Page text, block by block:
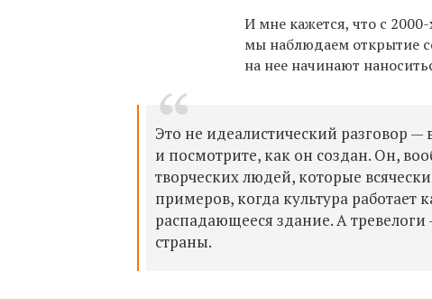
И мне кажется, что с
мы наблюдаем открытие
на нее начинают
Это не идеалистический разговор
и посмотрите, как он создан. Он,
творческих людей, которые
примеров, когда культура работает
распадающееся здание. А
страны.